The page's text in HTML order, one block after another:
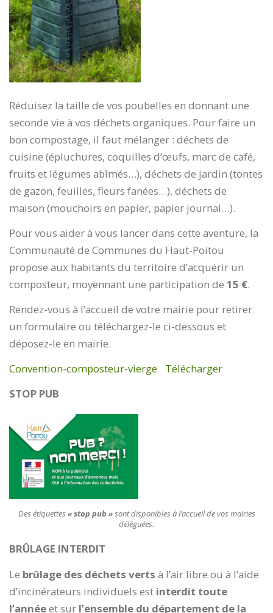
Réduisez la taille de vos poubelles en donnant une
seconde vie à vos déchets organiques. Pour faire un
bon compostage, il faut mélanger : déchets de
cuisine (épluchures, coquilles d’œufs, marc de café,
fruits et légumes abîmés…), déchets de jardin (tontes
de gazon, feuilles, fleurs fanées…), déchets de
maison (mouchoirs en papier, papier journal…).
Pour vous aider à vous lancer dans cette aventure, la
Communauté de Communes du Haut-Poitou
propose aux habitants du territoire d’acquérir un
composteur, moyennant une participation de 15 €.
Rendez-vous à l’accueil de votre mairie pour retirer
un formulaire ou téléchargez-le ci-dessous et
déposez-le en mairie.
Convention-composteur-vierge
Télécharger
STOP PUB
Des étiquettes « stop pub »sont disponibles à l’accueil de vos mairies
déléguées.
BRÛLAGE INTERDIT
Le brûlage des déchets verts à l’air libre ou à l’aide
d’incinérateurs individuels est interdit toute
l’annéeet sur l’ensemble du département de la